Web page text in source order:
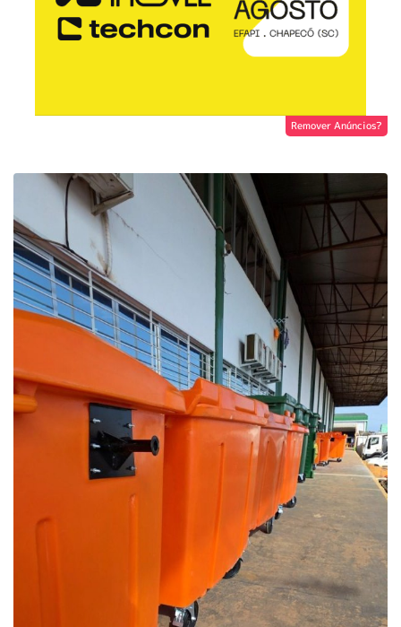
Remover Anúncios?